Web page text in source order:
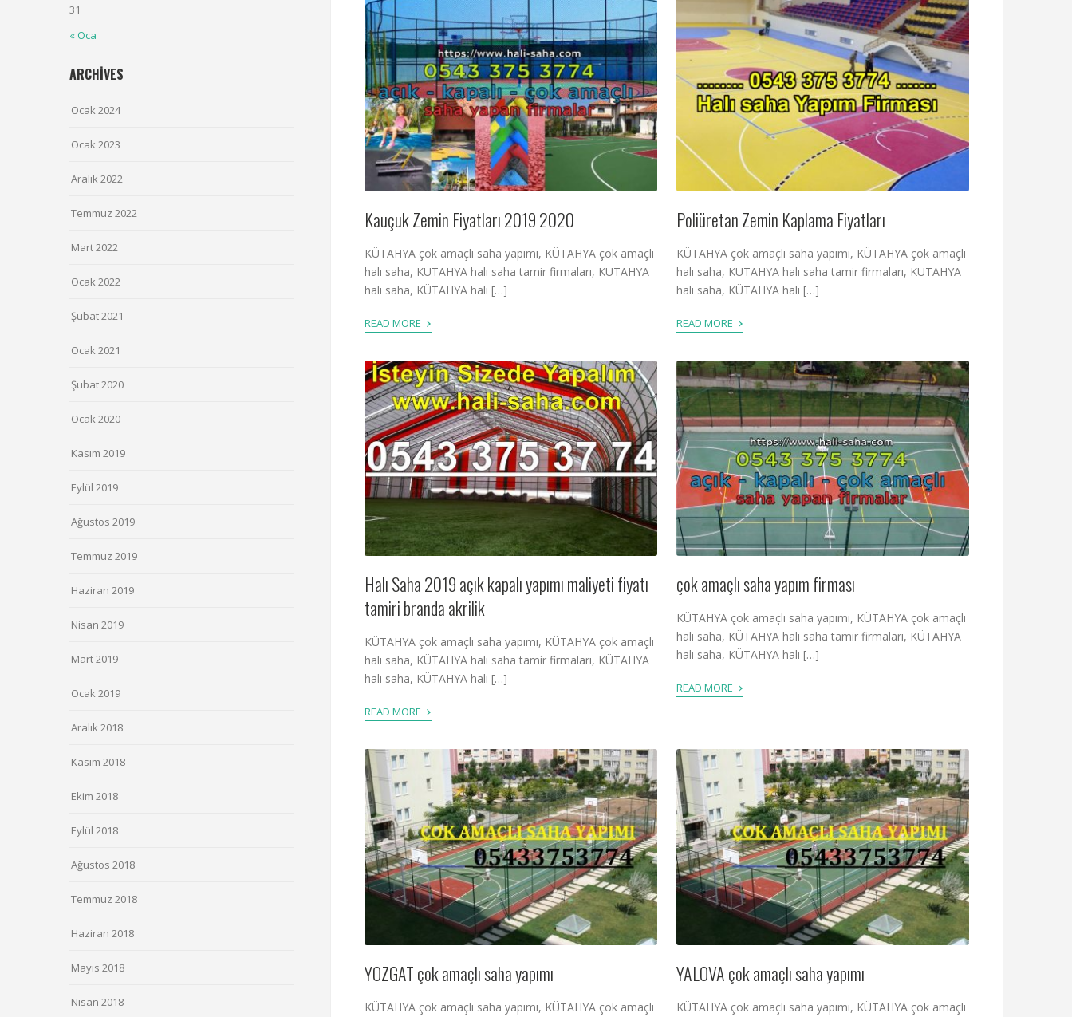
Kauçuk Zemin Fiyatları 2019 2020
KÜTAHYA çok amaçlı saha yapımı, KÜTAHYA çok amaçlı
halı saha, KÜTAHYA halı saha tamir firmaları, KÜTAHYA
halı saha, KÜTAHYA halı […]
READ MORE ›
Poliüretan Zemin Kaplama Fiyatları
KÜTAHYA çok amaçlı saha yapımı, KÜTAHYA çok amaçlı
halı saha, KÜTAHYA halı saha tamir firmaları, KÜTAHYA
halı saha, KÜTAHYA halı […]
READ MORE ›
Halı Saha 2019 açık kapalı yapımı maliyeti fiyatı
tamiri branda akrilik
KÜTAHYA çok amaçlı saha yapımı, KÜTAHYA çok amaçlı
halı saha, KÜTAHYA halı saha tamir firmaları, KÜTAHYA
halı saha, KÜTAHYA halı […]
READ MORE ›
çok amaçlı saha yapım firması
KÜTAHYA çok amaçlı saha yapımı, KÜTAHYA çok amaçlı
halı saha, KÜTAHYA halı saha tamir firmaları, KÜTAHYA
halı saha, KÜTAHYA halı […]
READ MORE ›
YOZGAT çok amaçlı saha yapımı
KÜTAHYA çok amaçlı saha yapımı, KÜTAHYA çok amaçlı
YALOVA çok amaçlı saha yapımı
KÜTAHYA çok amaçlı saha yapımı, KÜTAHYA çok amaçlı
31
« Oca
ARCHIVES
Ocak 2024
Ocak 2023
Aralık 2022
Temmuz 2022
Mart 2022
Ocak 2022
Şubat 2021
Ocak 2021
Şubat 2020
Ocak 2020
Kasım 2019
Eylül 2019
Ağustos 2019
Temmuz 2019
Haziran 2019
Nisan 2019
Mart 2019
Ocak 2019
Aralık 2018
Kasım 2018
Ekim 2018
Eylül 2018
Ağustos 2018
Temmuz 2018
Haziran 2018
Mayıs 2018
Nisan 2018